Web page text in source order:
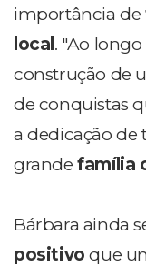
importância de
local . "Ao
construção de
de conquistas
a dedicação de
grandefamília
Bárbara ainda
positivo que